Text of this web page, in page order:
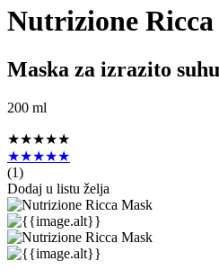
Nutrizione
Maska za izrazito
200 ml
★★★★★
★★★★★
(1)
Dodaj u listu želja